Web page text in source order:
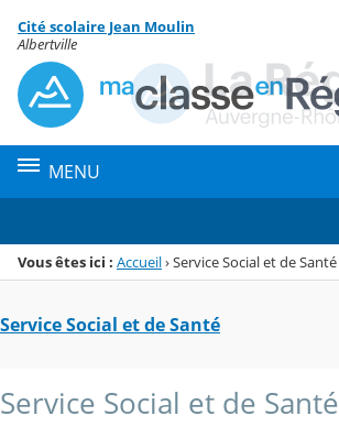
Menu de la rubrique
Contenu
Cité scolaire Jean Moulin
Albertville
MENU
Vous êtes ici : Accueil›Service Social et de Santé
Service Social et de Santé
Service Social et de Santé